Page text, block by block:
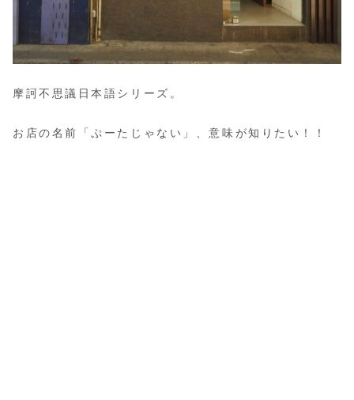
摩訶不思議日本語シリーズ。
お店の名前「ぷーたじゃない」、意味が知りたい！！